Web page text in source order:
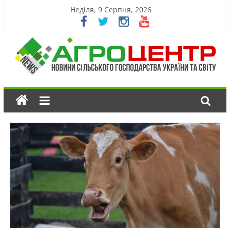
Неділя, 9 Серпня, 2026